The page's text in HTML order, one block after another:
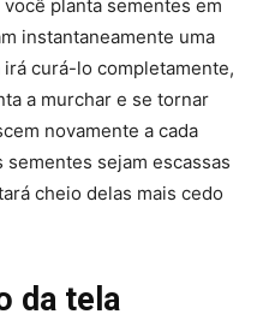
planta sementes em
instantaneamente uma
curá-lo completamente,
a murchar e se tornar
novamente a cada
sejam escassas
cheio delas mais cedo
da tela